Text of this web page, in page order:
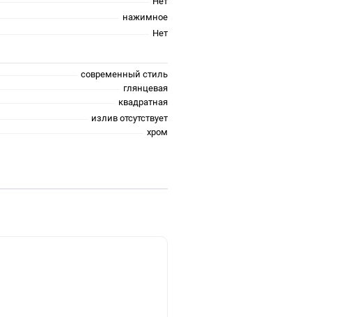
нажимное
Нет
современный стиль
глянцевая
квадратная
излив отсутствует
хром